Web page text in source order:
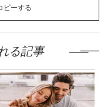
ピーする
る記事